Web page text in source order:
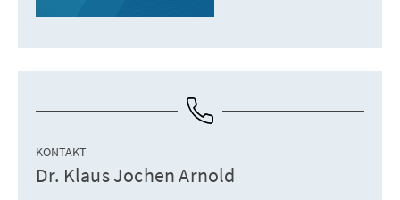
KONTAKT
Dr. Klaus Jochen Arnold